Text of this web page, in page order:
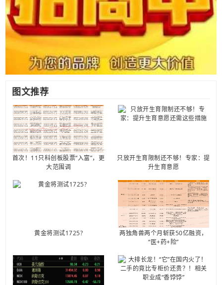
图文推荐
首次！11只科创板股票“入富”，更
大范围调
只放开生育限制还不够！专家：提
升生育意愿
黄金将测试1725?
两独角兽两个月斩获50亿融资，
“医+药+险”